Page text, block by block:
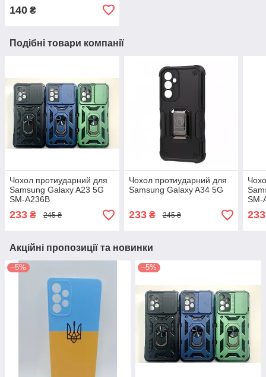
140 ₴
Подібні товари компанії
Чохол протиударний для
Samsung Galaxy A23 5G
SM-A236B
233 ₴ 245 ₴
Чохол протиударний для
Samsung Galaxy A34 5G
233₴ 245 ₴
SM-
233
Акційні пропозиції та новинки
–5% –5%